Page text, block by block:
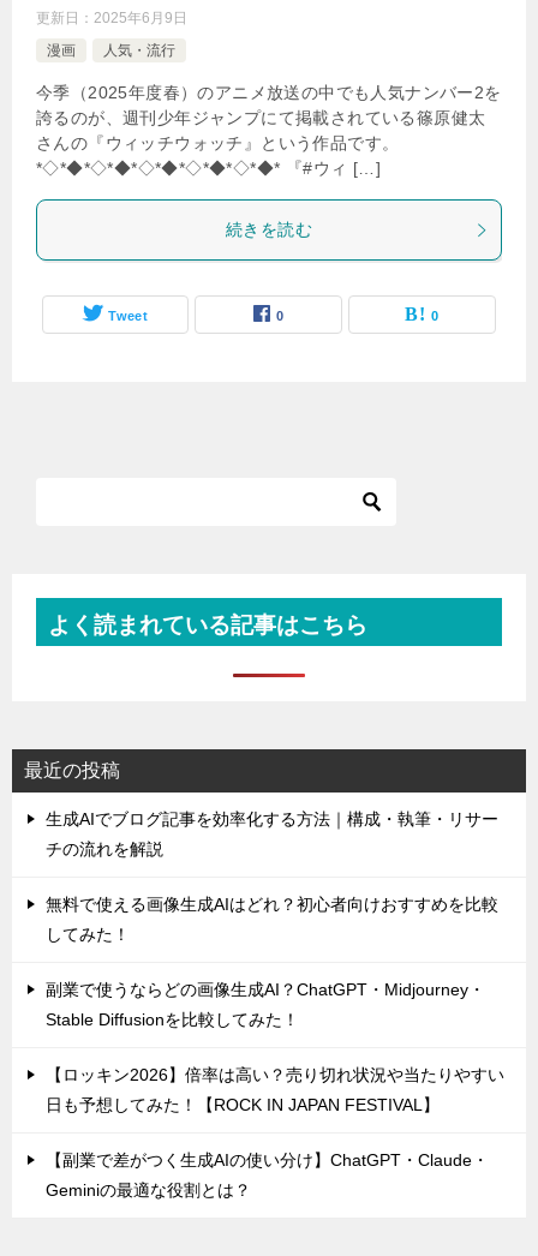
更新日： 2025年6月9日
漫画
人気・流行
今季（2025年度春）のアニメ放送の中でも人気ナンバー2を
誇るのが、週刊少年ジャンプにて掲載されている篠原健太
さんの『ウィッチウォッチ』という作品です。
*◇*◆*◇*◆*◇*◆*◇*◆*◇*◆* 『#ウィ […]
続きを読む
Tweet 0 0
よく読まれている記事はこちら
最近の投稿
生成AIでブログ記事を効率化する方法｜構成・執筆・リサー
チの流れを解説
無料で使える画像生成AIはどれ？初心者向けおすすめを比較
してみた！
副業で使うならどの画像生成AI？ChatGPT・Midjourney・
Stable Diffusionを比較してみた！
【ロッキン2026】倍率は高い？売り切れ状況や当たりやすい
日も予想してみた！【ROCK IN JAPAN FESTIVAL】
【副業で差がつく生成AIの使い分け】ChatGPT・Claude・
Geminiの最適な役割とは？